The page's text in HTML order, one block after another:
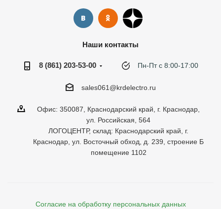
Наши контакты
8 (861) 203-53-00 Пн-Пт с 8:00-17:00
sales061@krdelectro.ru
Офис: 350087, Краснодарский край, г. Краснодар,
ул. Российская, 564
ЛОГОЦЕНТР, склад: Краснодарский край, г.
Краснодар, ул. Восточный обход, д. 239, строение Б
помещение 1102
Согласие на обработку персональных данных